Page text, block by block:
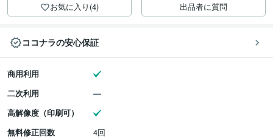
お気に入り(4) 出品者に質問
ココナラの安心保証
商用利用
二次利用
高解像度（印刷可）
無料修正回数
4回